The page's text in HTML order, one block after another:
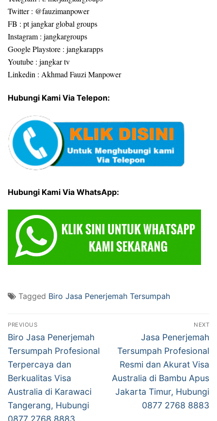
Twitter : @fauzimanpower
FB : pt jangkar global groups
Instagram : jangkargroups
Google Playstore : jangkarapps
Youtube : jangkar tv
Linkedin : Akhmad Fauzi Manpower
Hubungi Kami Via Telepon:
Hubungi Kami Via WhatsApp:
Tagged Biro Jasa Penerjemah Tersumpah
Post
navigation
PREVIOUS
Previous
post:
Biro Jasa Penerjemah
Tersumpah Profesional
Terpercaya dan
Berkualitas Visa
Australia di Karawaci
Tangerang, Hubungi
0877 2768 8883
NEXT
Next
post:
Jasa Penerjemah
Tersumpah Profesional
Resmi dan Akurat Visa
Australia di Bambu Apus
Jakarta Timur, Hubungi
0877 2768 8883